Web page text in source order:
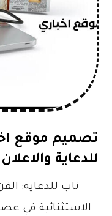
تصميم موقع
للدعاية والاعلان
ناب للدعاية:
الاستثنائية في